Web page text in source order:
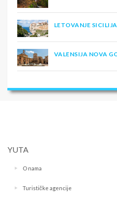
LETOVANJE
VALENSIJA NOVA
YUTA
O nama
Turističke agencije